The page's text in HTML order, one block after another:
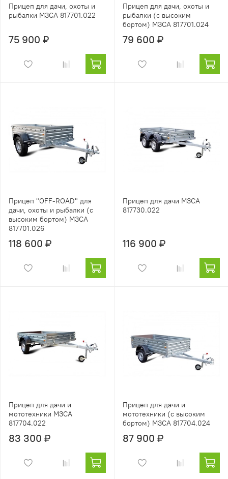
Прицеп для дачи, охоты и
рыбалки МЗСА 817701.022
75 900 ₽
Прицеп для дачи, охоты и
рыбалки (с высоким
бортом) МЗСА 817701.024
79 600 ₽
Прицеп "OFF-ROAD" для
дачи, охоты и рыбалки (с
высоким бортом) МЗСА
817701.026
118 600 ₽
Прицеп для дачи МЗСА
817730.022
116 900 ₽
Прицеп для дачи и
мототехники МЗСА
817704.022
83 300 ₽
Прицеп для дачи и
мототехники (с высоким
бортом) МЗСА 817704.024
87 900 ₽